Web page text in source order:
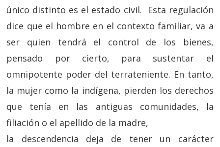
único distinto es el estado civil. Esta regulación
dice que el hombre en el contexto familiar, va a
ser quien tendrá el control de los bienes,
pensado por cierto, para sustentar el
omnipotente poder del terrateniente. En tanto,
la mujer como la indígena, pierden los derechos
que tenía en las antiguas comunidades, la
filiación o el apellido de la madre,
la descendencia deja de tener un carácter